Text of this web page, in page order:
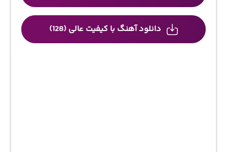
دانلود آهنگ با کیفیت عالی (128)